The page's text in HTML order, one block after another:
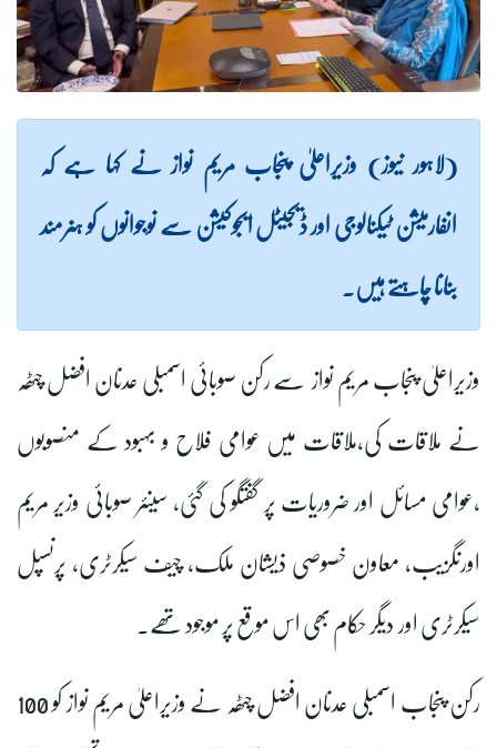
(لاہور نیوز) وزیراعلیٰ پنجاب مریم نواز نے کہا ہے کہ
انفارمیشن ٹیکنالوجی اور ڈیجیٹل ایجوکیشن سے نوجوانوں کو ہنرمند
بنانا چاہتے ہیں۔
وزیراعلیٰ پنجاب مریم نواز سے رکن صوبائی اسمبلی عدنان افضل چٹھہ
نے ملاقات کی،ملاقات میں عوامی فلاح و بہبود کے منصوبوں
،عوامی مسائل اور ضروریات پر گفتگو کی گئی، سینئر صوبائی وزیر مریم
اورنگزیب، معاون خصوصی ذیشان ملک، چیف سیکرٹری، پرنسپل
سیکرٹری اور دیگر حکام بھی اس موقع پر موجود تھے۔
رکن پنجاب اسمبلی عدنان افضل چٹھہ نے وزیراعلیٰ مریم نواز کو 100